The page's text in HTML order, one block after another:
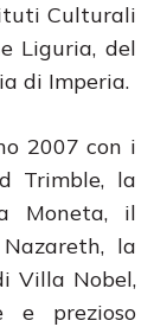
Culturali
Liguria, del
di Imperia.
2007 con i
Trimble, la
Moneta, il
la
Villa Nobel,
e prezioso